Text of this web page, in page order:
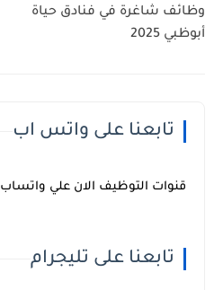
وظائف شاغرة في فنادق حياة
أبوظبي 2025
تابعنا على واتس اب
قنوات التوظيف الان علي واتساب
تابعنا على تليجرام